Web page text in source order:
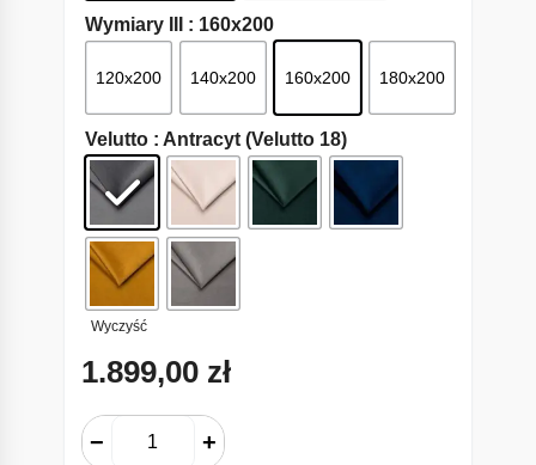
Wymiary III : 160x200
120x200 140x200 160x200 180x200
Velutto : Antracyt (Velutto 18)
Wyczyść
1.899,00 zł
− +